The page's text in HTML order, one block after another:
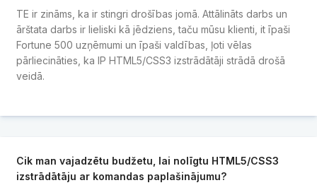
TE ir zināms, ka ir stingri drošības jomā. Attālināts darbs un
ārštata darbs ir lieliski kā jēdziens, taču mūsu klienti, it īpaši
Fortune 500 uzņēmumi un īpaši valdības, ļoti vēlas
pārliecināties, ka IP HTML5/CSS3 izstrādātāji strādā drošā
veidā.
Cik man vajadzētu budžetu, lai nolīgtu HTML5/CSS3
izstrādātāju ar komandas paplašinājumu?